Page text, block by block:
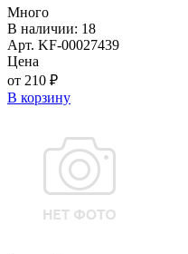
Много
В наличии: 18
Арт. KF-00027439
Цена
от 210 ₽
В корзину